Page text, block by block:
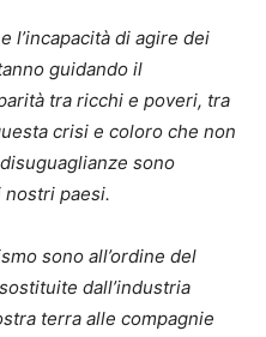
l’incapacità di agire dei
guidando il
tra ricchi e poveri, tra
crisi e coloro che non
sono
nostri paesi.
sono all’ordine del
dall’industria
terra alle compagnie